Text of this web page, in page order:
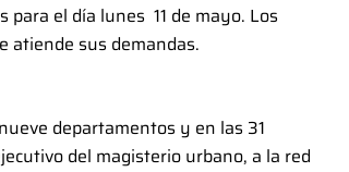
el día lunes 11 de mayo. Los
atiende sus demandas.
departamentos y en las 31
del magisterio urbano, a la red